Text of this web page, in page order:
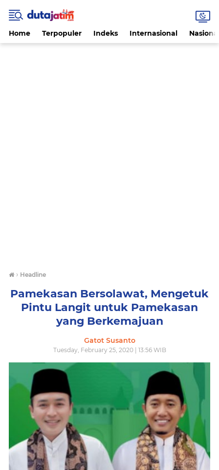
Home Terpopuler Indeks Internasional
› Headline
Pamekasan Bersolawat, Mengetuk
Pintu Langit untuk Pamekasan
yang Berkemajuan
Gatot Susanto
Tuesday, February 25, 2020 | 13:56 WIB